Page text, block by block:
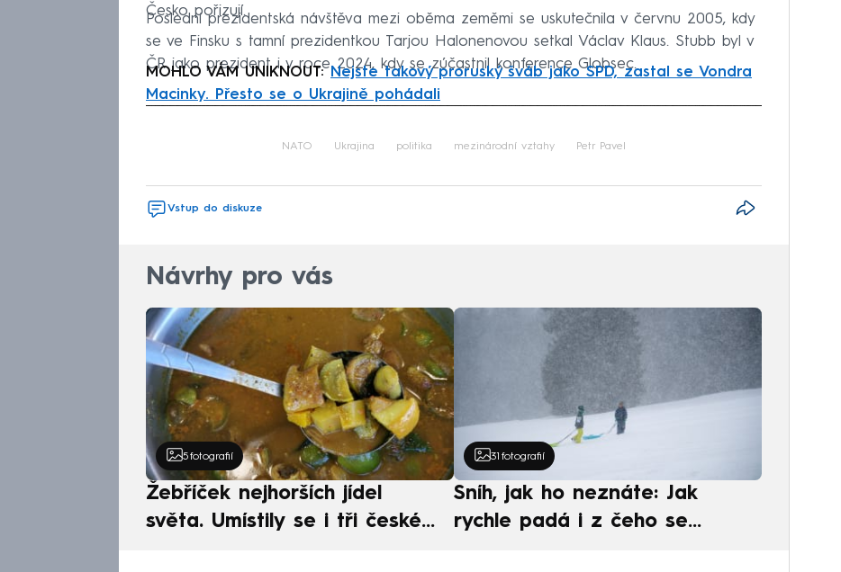
Česko pořizují.
Poslední prezidentská návštěva mezi oběma zeměmi se uskutečnila v červnu 2005, kdy
se ve Finsku s tamní prezidentkou Tarjou Halonenovou setkal Václav Klaus. Stubb byl v
ČR jako prezident i v roce 2024, kdy se zúčastnil konference Globsec.
MOHLO VÁM UNIKNOUT: Nejste takový proruský šváb jako SPD, zastal se Vondra
Macinky. Přesto se o Ukrajině pohádali
NATO Ukrajina politika mezinárodní vztahy Petr Pavel
Vstup do diskuze
Návrhy pro vás
5 fotografií
Žebříček nejhorších jídel
světa. Umístily se i tři české
31 fotografií
Sníh, jak ho neznáte: Jak
rychle padá i z čeho se